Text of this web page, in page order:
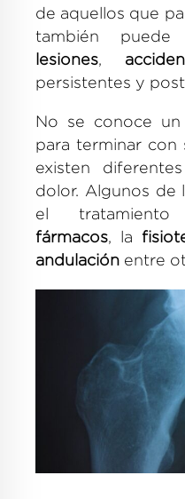
de aquellos que
también
lesiones,
persistentes y
No se conoce
para terminar con
existen
dolor. Algunos de
el tratamiento
fármacos, la
andulación entre